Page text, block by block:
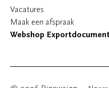
Vacatures
Maak een afspraak
Webshop